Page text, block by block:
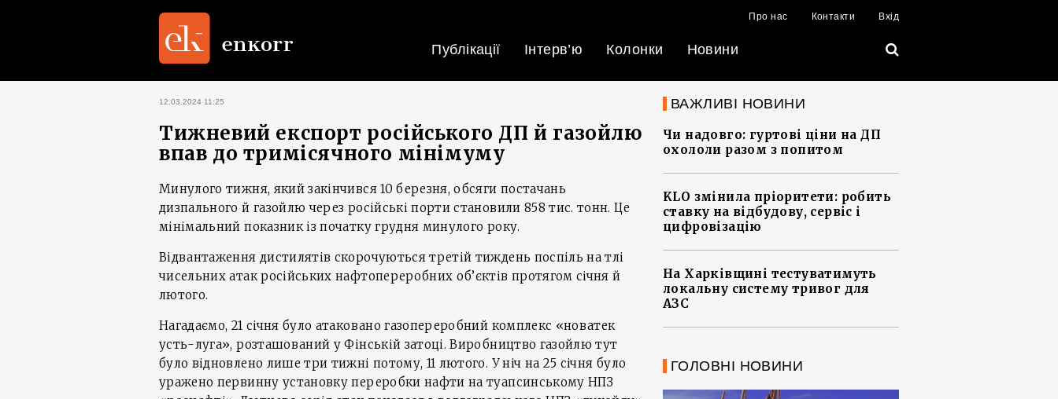
Про нас Контакти Вхід
Публікації Інтерв’ю Колонки Новини
12.03.2024 11:25
Тижневий експорт російського ДП й газойлю
впав до тримісячного мінімуму
Минулого тижня, який закінчився 10 березня, обсяги постачань
дизпального й газойлю через російські порти становили 858 тис. тонн. Це
мінімальний показник із початку грудня минулого року.
Відвантаження дистилятів скорочуються третій тиждень поспіль на тлі
чисельних атак російських нафтопереробних об’єктів протягом січня й
лютого.
Нагадаємо, 21 січня було атаковано газопереробний комплекс «новатек
усть-луга», розташований у Фінській затоці. Виробництво газойлю тут
було відновлено лише три тижні потому, 11 лютого. У ніч на 25 січня було
уражено первинну установку переробки нафти на туапсинському НПЗ
ВАЖЛИВІ НОВИНИ
Чи надовго: гуртові ціни на ДП
охололи разом з попитом
KLO змінила пріоритети: робить
ставку на відбудову, сервіс і
цифровізацію
На Харківщині тестуватимуть
локальну систему тривог для
АЗС
ГОЛОВНІ НОВИНИ